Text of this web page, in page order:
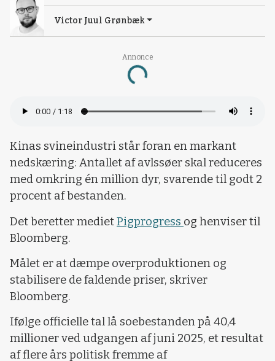
Annonce
Loading...
Victor Juul Grønbæk
Kinas svineindustri står foran en markant
nedskæring: Antallet af avlssøer skal reduceres
med omkring én million dyr, svarende til godt 2
procent af bestanden.
Det beretter medietPigprogress og henviser til
Bloomberg.
Målet er at dæmpe overproduktionen og
stabilisere de faldende priser, skriver
Bloomberg.
Ifølge officielle tal lå soebestanden på 40,4
millioner ved udgangen af juni 2025, et resultat
af flere års politisk fremme af